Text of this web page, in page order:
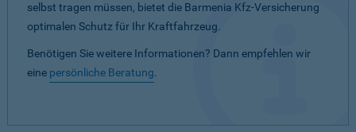
selbst tragen müssen, bietet die Barmenia Kfz-Versicherung
optimalen Schutz für Ihr Kraftfahrzeug.
Benötigen Sie weitere Informationen? Dann empfehlen wir
eine persönliche Beratung.